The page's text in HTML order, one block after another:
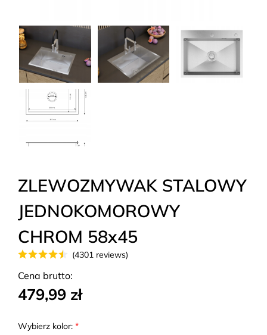
ZLEWOZMYWAK STALOWY
JEDNOKOMOROWY
CHROM 58x45
(4301 reviews)
Cena brutto:
479,99 zł
Wybierz kolor: *